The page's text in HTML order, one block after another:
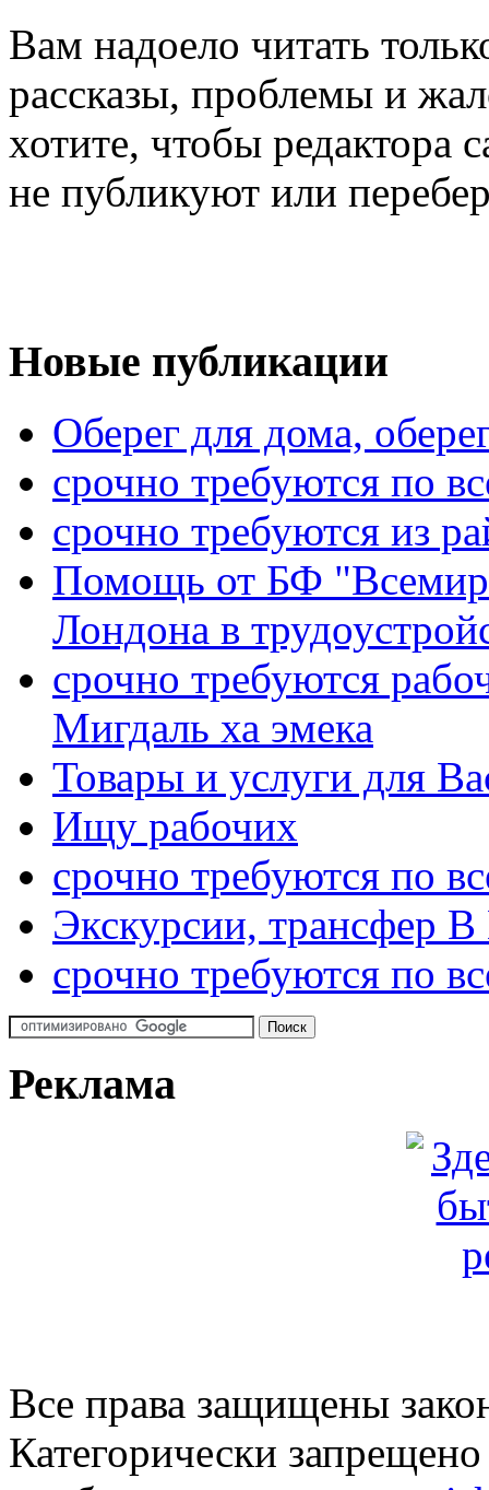
Вам надоело читать
рассказы, проблемы и
хотите, чтобы редактора
не публикуют или
Новые публикации
Оберег для дома,
срочно требуются по
срочно требуются из
Помощь от БФ
Лондона в
срочно требуются
Мигдаль ха эмека
Товары и услуги для
Ищу рабочих
срочно требуются по
Экскурсии, трансфер В
срочно требуются по
Реклама
Все права защищены
Категорически